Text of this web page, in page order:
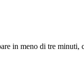
in meno di tre